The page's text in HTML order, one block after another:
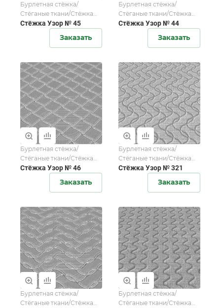
Бурлетная стёжка/
Стёганые ткани/Стёжка
мебельной ткани/Стёжка
Стёжка Узор № 45
Заказать
Бурлетная стёжка/
Стёганые ткани/Стёжка
мебельной ткани/Стёжка
Стёжка Узор № 44
Заказать
Бурлетная стёжка/
Стёганые ткани/Стёжка
мебельной ткани/Стёжка
Стёжка Узор № 46
Заказать
Бурлетная стёжка/
Стёганые ткани/Стёжка
мебельной ткани/Стёжка
Стёжка Узор № 321
Заказать
Бурлетная стёжка/
Стёганые ткани/Стёжка
Бурлетная стёжка/
Стёганые ткани/Стёжка